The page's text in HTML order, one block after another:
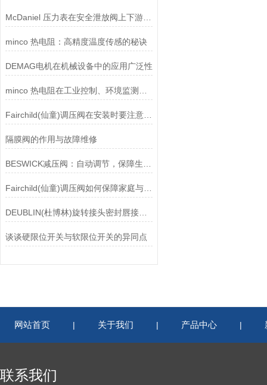
McDaniel 压力表在安全泄放阀上下游压力监测中的应用
minco 热电阻：高精度温度传感的秘诀
DEMAG电机在机械设备中的应用广泛性
Fairchild(仙童)调压阀在安装时要注意有哪些需要注意的地方？
隔膜阀的作用与故障维修
Fairchild(仙童)调压阀如何保障家庭与工业安全？
DEUBLIN(杜博林)旋转接头密封唇接觖宽度和负载
谈谈硬限位开关与软限位开关的异同点
网站首页 | 关于我们 | 产品中心 |
联系我们